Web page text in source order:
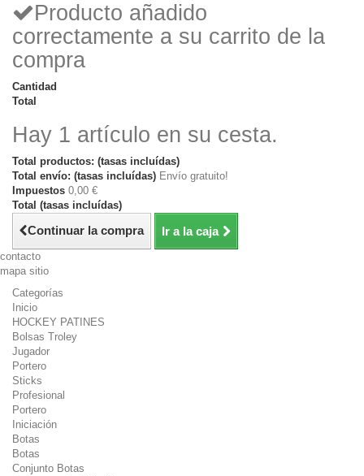
Producto añadido
correctamente a su carrito de la
compra
Cantidad
Total
Hay 1 artículo en su cesta.
Total productos: (tasas incluídas)
Total envío: (tasas incluídas) Envío gratuito!
Impuestos 0,00 €
Total (tasas incluídas)
Continuar la compra Ir a la caja
contacto
mapa sitio
Categorías
Inicio
HOCKEY PATINES
Bolsas Troley
Jugador
Portero
Sticks
Profesional
Portero
Iniciación
Botas
Botas
Conjunto Botas